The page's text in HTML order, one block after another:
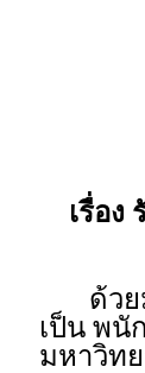
เรื่อง
ด้วยม
เป็น พนั
มหาวิท